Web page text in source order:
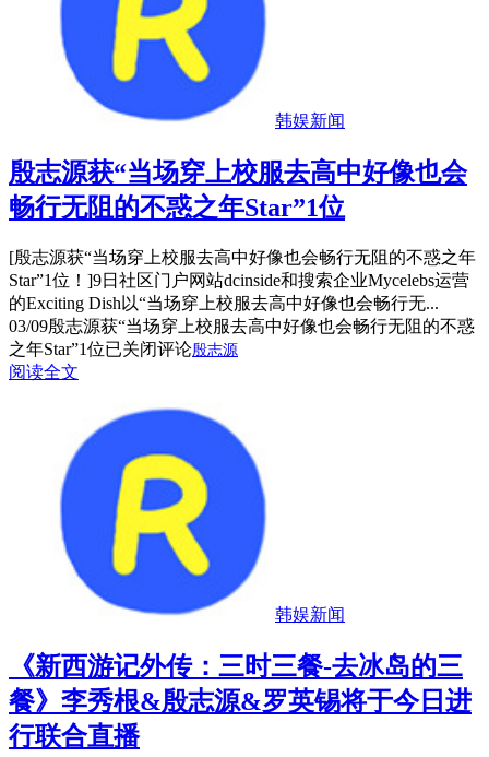
韩娱新闻
殷志源获“当场穿上校服去高中好像也会
畅行无阻的不惑之年Star”1位
[殷志源获“当场穿上校服去高中好像也会畅行无阻的不惑之年
Star”1位！]9日社区门户网站dcinside和搜索企业Mycelebs运营
的Exciting Dish以“当场穿上校服去高中好像也会畅行无...
03/09殷志源获“当场穿上校服去高中好像也会畅行无阻的不惑
之年Star”1位已关闭评论殷志源
阅读全文
韩娱新闻
《新西游记外传：三时三餐-去冰岛的三
餐》李秀根&殷志源&罗英锡将于今日进
行联合直播